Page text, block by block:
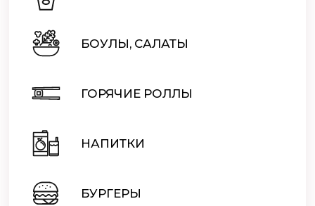
БОУЛЫ, САЛАТЫ
ГОРЯЧИЕ РОЛЛЫ
НАПИТКИ
БУРГЕРЫ